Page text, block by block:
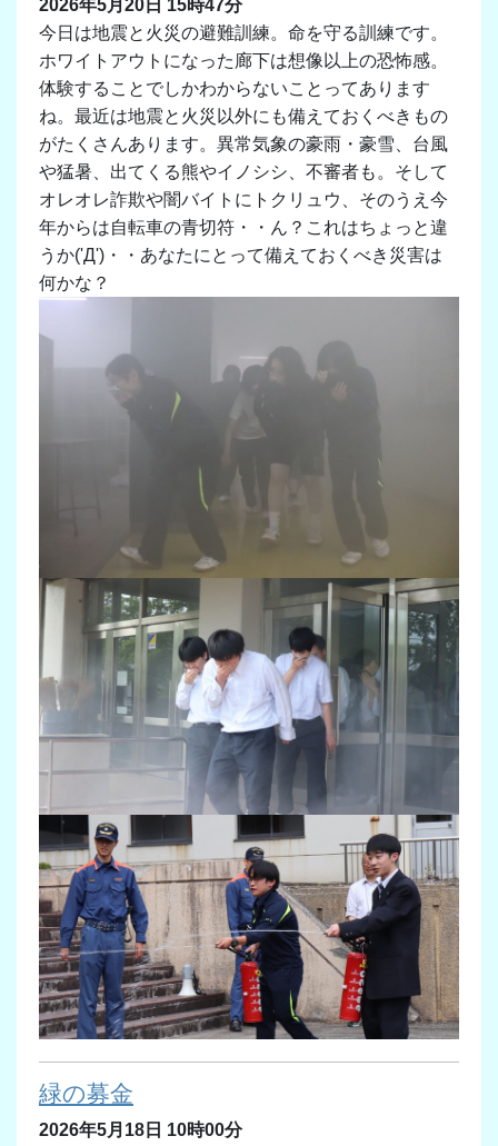
2026年5月20日 15時47分
今日は地震と火災の避難訓練。命を守る訓練です。
ホワイトアウトになった廊下は想像以上の恐怖感。
体験することでしかわからないことってあります
ね。最近は地震と火災以外にも備えておくべきもの
がたくさんあります。異常気象の豪雨・豪雪、台風
や猛暑、出てくる熊やイノシシ、不審者も。そして
オレオレ詐欺や闇バイトにトクリュウ、そのうえ今
年からは自転車の青切符・・ん？これはちょっと違
うか('Д')・・あなたにとって備えておくべき災害は
何かな？
緑の募金
2026年5月18日 10時00分